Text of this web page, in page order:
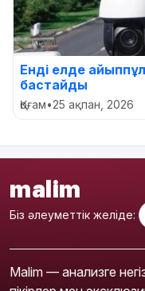
Енді елде
бастайды
Қоғам•25 ақпан, 2026
malim
Біз әлеуметтік желіде:
Malim — анализге